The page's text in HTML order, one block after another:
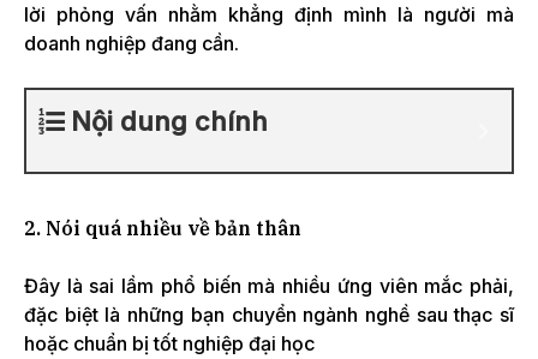
lời phỏng vấn nhằm khẳng định mình là người mà
doanh nghiệp đang cần.
Nội dung chính
2. Nói quá nhiều về bản thân
Đây là sai lầm phổ biến mà nhiều ứng viên mắc phải,
đặc biệt là những bạn chuyển ngành nghề sau thạc sĩ
hoặc chuẩn bị tốt nghiệp đại học